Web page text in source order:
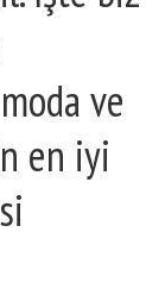
ve
en iyi